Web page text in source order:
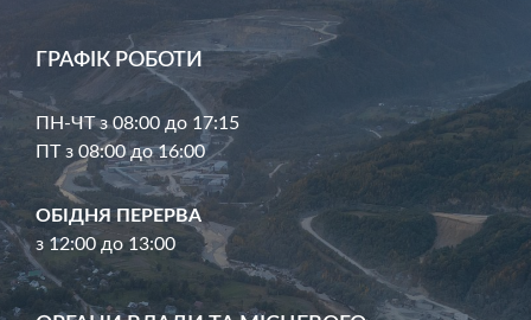
ГРАФІК РОБОТИ
ПН-ЧТ з 08:00 до 17:15
ПТ з 08:00 до 16:00
ОБІДНЯ ПЕРЕРВА
з 12:00 до 13:00